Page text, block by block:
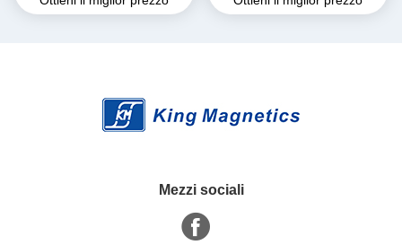
trasformatore corrente
amorfo per il grande reattore
Mezzi sociali